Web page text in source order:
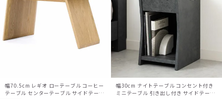
幅70.5cm レギオ ローテーブル コーヒー
テーブル センターテーブル サイドテーブ
幅30cm ナイトテーブル コンセント付き
ミニテーブル 引き出し付き サイドテーブ